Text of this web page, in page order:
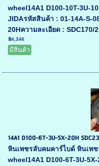
wheel14A1 D100-10T-3U-
JIDAรหัสสินค้า : 01-14A-S-
20Hความละเอียด : SDC170/
฿4,346
มีสินค้า
14A1 D100-6T-3U-5X-20H
หินเพชรลับคมคาร์ไบด์ หินเพ
wheel14A1 D100-6T-3U-